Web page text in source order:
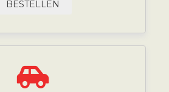
BESTELLEN